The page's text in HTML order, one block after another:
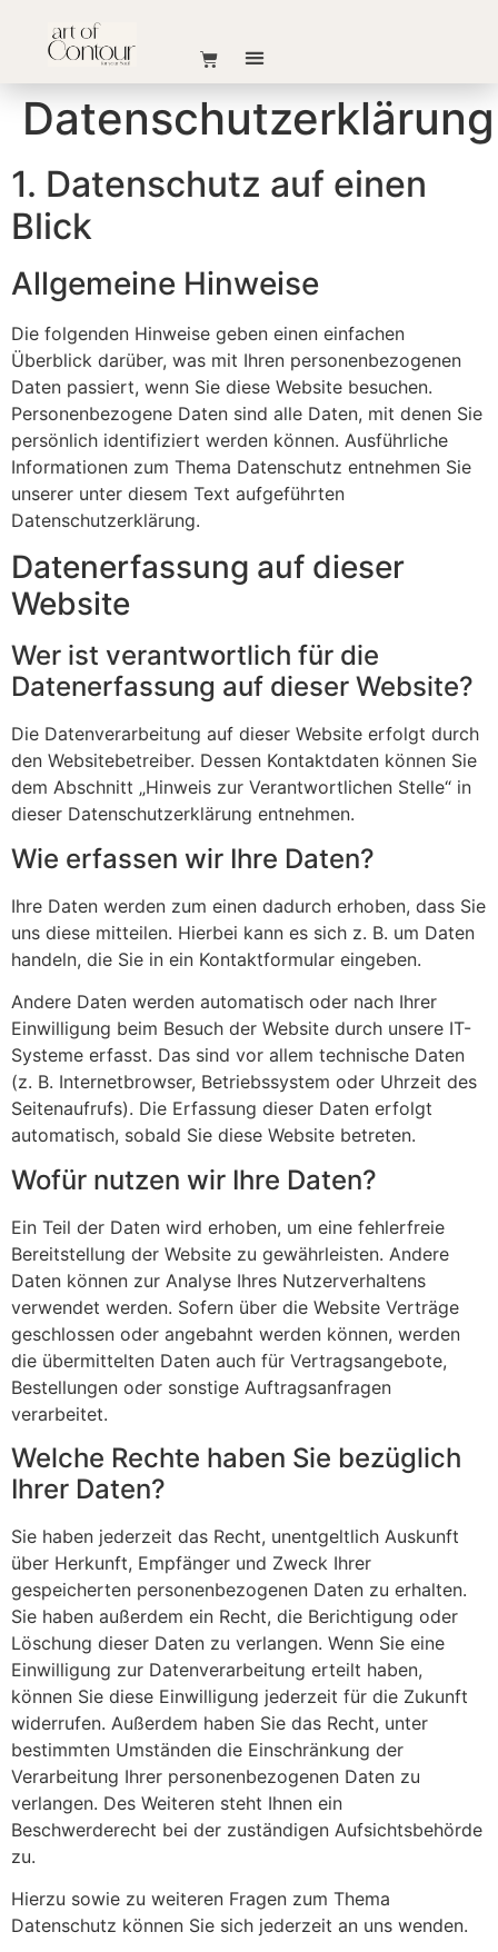
Datenschutzerklärung
1. Datenschutz auf einen
Blick
Allgemeine Hinweise
Die folgenden Hinweise geben einen einfachen
Überblick darüber, was mit Ihren personenbezogenen
Daten passiert, wenn Sie diese Website besuchen.
Personenbezogene Daten sind alle Daten, mit denen Sie
persönlich identifiziert werden können. Ausführliche
Informationen zum Thema Datenschutz entnehmen Sie
unserer unter diesem Text aufgeführten
Datenschutzerklärung.
Datenerfassung auf dieser
Website
Wer ist verantwortlich für die
Datenerfassung auf dieser Website?
Die Datenverarbeitung auf dieser Website erfolgt durch
den Websitebetreiber. Dessen Kontaktdaten können Sie
dem Abschnitt „Hinweis zur Verantwortlichen Stelle“ in
dieser Datenschutzerklärung entnehmen.
Wie erfassen wir Ihre Daten?
Ihre Daten werden zum einen dadurch erhoben, dass Sie
uns diese mitteilen. Hierbei kann es sich z. B. um Daten
handeln, die Sie in ein Kontaktformular eingeben.
Andere Daten werden automatisch oder nach Ihrer
Einwilligung beim Besuch der Website durch unsere IT-
Systeme erfasst. Das sind vor allem technische Daten
(z. B. Internetbrowser, Betriebssystem oder Uhrzeit des
Seitenaufrufs). Die Erfassung dieser Daten erfolgt
automatisch, sobald Sie diese Website betreten.
Wofür nutzen wir Ihre Daten?
Ein Teil der Daten wird erhoben, um eine fehlerfreie
Bereitstellung der Website zu gewährleisten. Andere
Daten können zur Analyse Ihres Nutzerverhaltens
verwendet werden. Sofern über die Website Verträge
geschlossen oder angebahnt werden können, werden
die übermittelten Daten auch für Vertragsangebote,
Bestellungen oder sonstige Auftragsanfragen
verarbeitet.
Welche Rechte haben Sie bezüglich
Ihrer Daten?
Sie haben jederzeit das Recht, unentgeltlich Auskunft
über Herkunft, Empfänger und Zweck Ihrer
gespeicherten personenbezogenen Daten zu erhalten.
Sie haben außerdem ein Recht, die Berichtigung oder
Löschung dieser Daten zu verlangen. Wenn Sie eine
Einwilligung zur Datenverarbeitung erteilt haben,
können Sie diese Einwilligung jederzeit für die Zukunft
widerrufen. Außerdem haben Sie das Recht, unter
bestimmten Umständen die Einschränkung der
Verarbeitung Ihrer personenbezogenen Daten zu
verlangen. Des Weiteren steht Ihnen ein
Beschwerderecht bei der zuständigen Aufsichtsbehörde
zu.
Hierzu sowie zu weiteren Fragen zum Thema
Datenschutz können Sie sich jederzeit an uns wenden.